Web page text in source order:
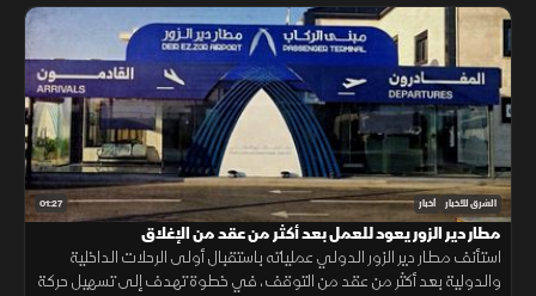
01:27 الشرق للأخبار أخبار
مطار دير الزور يعود للعمل بعد أكثر من عقد من الإغلاق
استأنف مطار دير الزور الدولي عملياته باستقبال أولى الرحلات الداخلية
والدولية بعد أكثر من عقد من التوقف، في خطوة تهدف إلى تسهيل حركة